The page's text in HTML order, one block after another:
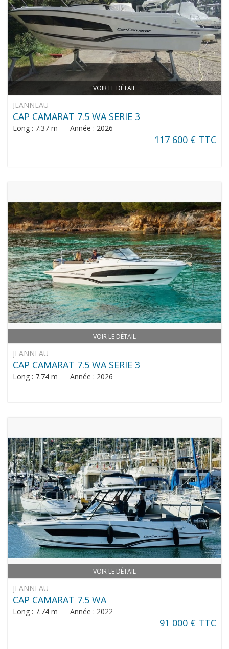
VOIR LE DÉTAIL
JEANNEAU
CAP CAMARAT 7.5 WA SERIE 3
Long : 7.37 m Année : 2026
117 600 € TTC
VOIR LE DÉTAIL
JEANNEAU
CAP CAMARAT 7.5 WA SERIE 3
Long : 7.74 m Année : 2026
VOIR LE DÉTAIL
JEANNEAU
CAP CAMARAT 7.5 WA
Long : 7.74 m Année : 2022
91 000 € TTC